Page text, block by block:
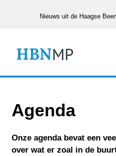
Nieuws uit de Haagse
Agenda
Onze agenda bevat een
over wat er zoal in de